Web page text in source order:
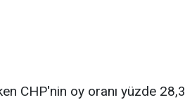
CHP'nin oy oranı yüzde 28,3